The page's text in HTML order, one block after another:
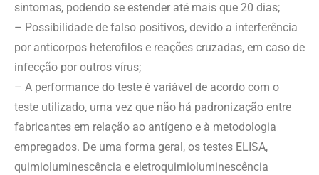
sintomas, podendo se estender até mais que 20 dias;
– Possibilidade de falso positivos, devido a interferência
por anticorpos heterofilos e reações cruzadas, em caso de
infecção por outros vírus;
– A performance do teste é variável de acordo com o
teste utilizado, uma vez que não há padronização entre
fabricantes em relação ao antígeno e à metodologia
empregados. De uma forma geral, os testes ELISA,
quimioluminescência e eletroquimioluminescência